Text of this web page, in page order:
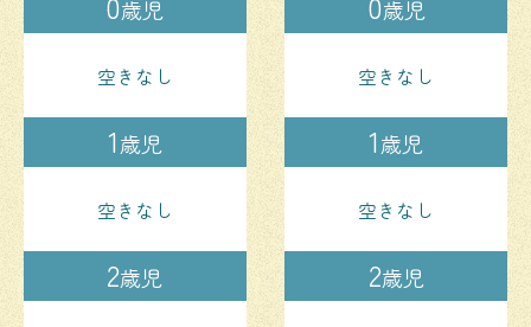
歳児
空きなし
1歳児
空きなし
2歳児
歳児
空きなし
1歳児
空きなし
2歳児